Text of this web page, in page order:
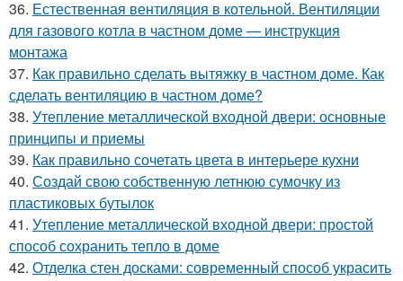
36. Естественная вентиляция в котельной. Вентиляции
для газового котла в частном доме — инструкция
монтажа
37. Как правильно сделать вытяжку в частном доме. Как
сделать вентиляцию в частном доме?
38. Утепление металлической входной двери: основные
принципы и приемы
39. Как правильно сочетать цвета в интерьере кухни
40. Создай свою собственную летнюю сумочку из
пластиковых бутылок
41. Утепление металлической входной двери: простой
способ сохранить тепло в доме
42. Отделка стен досками: современный способ украсить